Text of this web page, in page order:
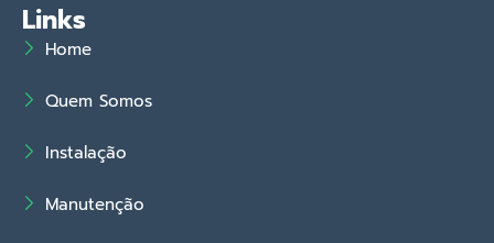
Links
Home
Quem Somos
Instalação
Manutenção